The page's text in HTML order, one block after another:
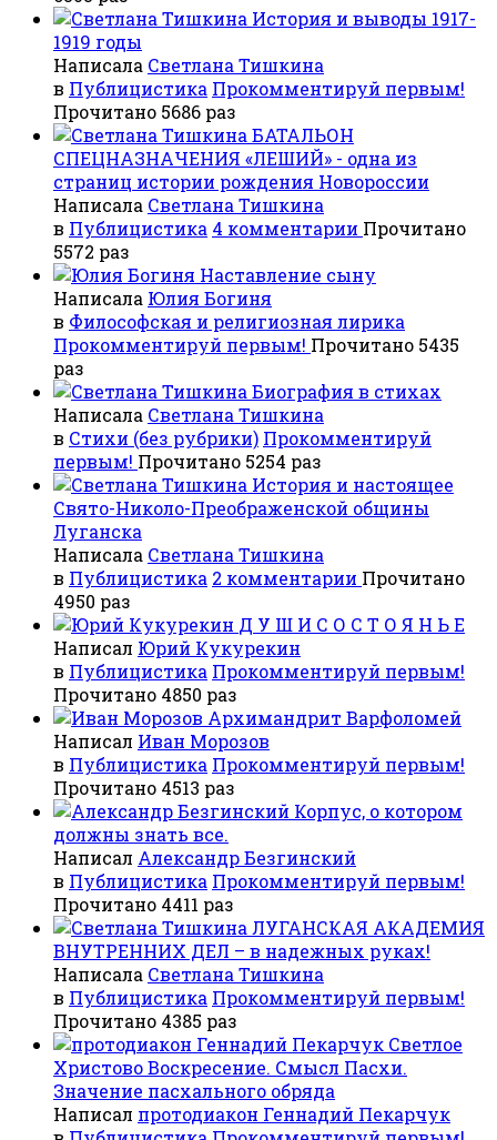
История и выводы 1917-
1919 годы
Написала Светлана Тишкина
в Публицистика Прокомментируй первым!
Прочитано 5686 раз
БАТАЛЬОН
СПЕЦНАЗНАЧЕНИЯ «ЛЕШИЙ» - одна из
страниц истории рождения Новороссии
Написала Светлана Тишкина
в Публицистика 4 комментарии Прочитано
5572 раз
Наставление сыну
Написала Юлия Богиня
в Философская и религиозная лирика
Прокомментируй первым! Прочитано 5435
раз
Биография в стихах
Написала Светлана Тишкина
в Стихи (без рубрики) Прокомментируй
первым! Прочитано 5254 раз
История и настоящее
Свято-Николо-Преображенской общины
Луганска
Написала Светлана Тишкина
в Публицистика 2 комментарии Прочитано
4950 раз
Д У Ш И С О С Т О Я Н Ь Е
Написал Юрий Кукурекин
в Публицистика Прокомментируй первым!
Прочитано 4850 раз
Архимандрит Варфоломей
Написал Иван Морозов
в Публицистика Прокомментируй первым!
Прочитано 4513 раз
Корпус, о котором
должны знать все.
Написал Александр Безгинский
в Публицистика Прокомментируй первым!
Прочитано 4411 раз
ЛУГАНСКАЯ АКАДЕМИЯ
ВНУТРЕННИХ ДЕЛ – в надежных руках!
Написала Светлана Тишкина
в Публицистика Прокомментируй первым!
Прочитано 4385 раз
Светлое
Христово Воскресение. Смысл Пасхи.
Значение пасхального обряда
Написал протодиакон Геннадий Пекарчук